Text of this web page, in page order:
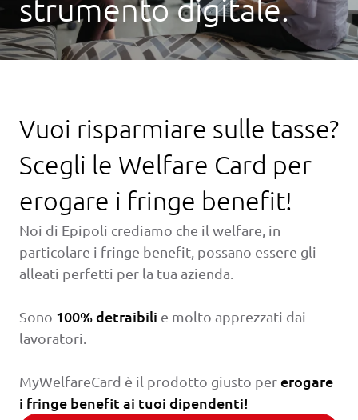
strumento digitale.
Vuoi risparmiare sulle tasse?
Scegli le Welfare Card per
erogare i fringe benefit!
Noi di Epipoli crediamo che il welfare, in
particolare i fringe benefit, possano essere gli
alleati perfetti per la tua azienda.
Sono 100% detraibili e molto apprezzati dai
lavoratori.
MyWelfareCard è il prodotto giusto pererogare
i fringe benefit ai tuoi dipendenti!